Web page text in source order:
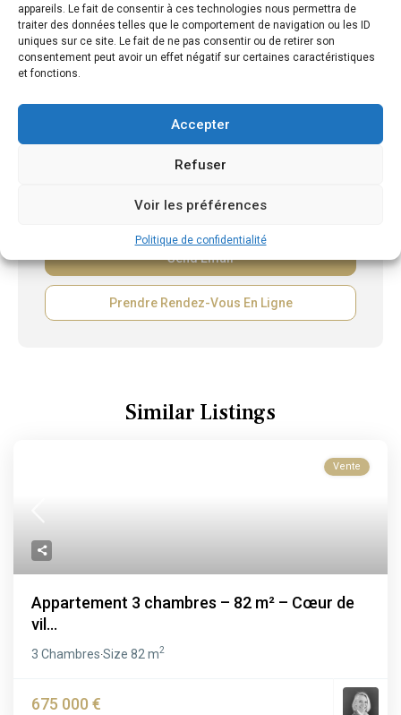
appareils. Le fait de consentir à ces technologies nous permettra de
traiter des données telles que le comportement de navigation ou les ID
uniques sur ce site. Le fait de ne pas consentir ou de retirer son
consentement peut avoir un effet négatif sur certaines caractéristiques
et fonctions.
Accepter
Refuser
Voir les préférences
Politique de confidentialité
Prendre Rendez-Vous En Ligne
Similar Listings
Vente
Appartement 3 chambres – 82 m² – Cœur de
vil...
3 Chambres·Size82 m2
675 000 €